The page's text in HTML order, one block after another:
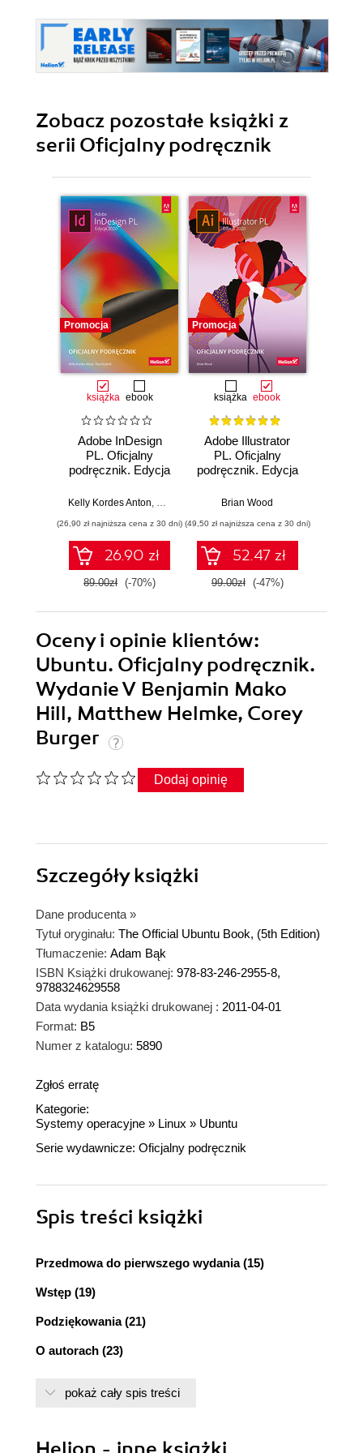
Zobacz pozostałe książki z
serii Oficjalny podręcznik
Promocja
książka ebook
Adobe InDesign
PL. Oficjalny
podręcznik. Edycja
Kelly Kordes Anton
(26,90 zł najniższa cena z 30 dni)
26.90 zł
89.00zł (-70%)
Promocja
książka ebook
Adobe Illustrator
PL. Oficjalny
podręcznik. Edycja
Brian Wood
(49,50 zł najniższa cena z 30 dni)
52.47 zł
99.00zł (-47%)
Oceny i opinie klientów:
Ubuntu. Oficjalny podręcznik.
Wydanie V Benjamin Mako
Hill, Matthew Helmke, Corey
Burger
Dodaj opinię
Szczegółyksiążki
Dane producenta »
Tytuł oryginału: The Official Ubuntu Book, (5th Edition)
Tłumaczenie: Adam Bąk
ISBN Książki drukowanej: 978-83-246-2955-8,
9788324629558
Data wydania książki drukowanej : 2011-04-01
Format: B5
Numer z katalogu: 5890
Zgłoś erratę
Kategorie:
Systemy operacyjne » Linux » Ubuntu
Serie wydawnicze: Oficjalny podręcznik
Spis treści książki
Przedmowa do pierwszego wydania (15)
Wstęp (19)
Podziękowania (21)
O autorach (23)
pokaż cały spis treści